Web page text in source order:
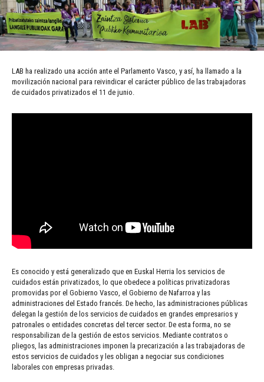
LAB ha realizado una acción ante el Parlamento Vasco, y así, ha llamado a la
movilización nacional para reivindicar el carácter público de las trabajadoras
de cuidados privatizados el 11 de junio.
Es conocido y está generalizado que en Euskal Herria los servicios de
cuidados están privatizados, lo que obedece a políticas privatizadoras
promovidas por el Gobierno Vasco, el Gobierno de Nafarroa y las
administraciones del Estado francés. De hecho, las administraciones públicas
delegan la gestión de los servicios de cuidados en grandes empresarios y
patronales o entidades concretas del tercer sector. De esta forma, no se
responsabilizan de la gestión de estos servicios. Mediante contratos o
pliegos, las administraciones imponen la precarización a las trabajadoras de
estos servicios de cuidados y les obligan a negociar sus condiciones
laborales con empresas privadas.